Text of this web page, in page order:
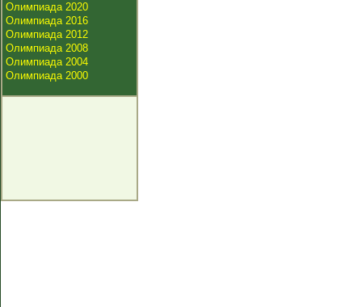
Олимпиада 2020
Олимпиада 2016
Олимпиада 2012
Олимпиада 2008
Олимпиада 2004
Олимпиада 2000